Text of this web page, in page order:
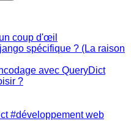
coup d'œil
spécifique ? (La raison
avec QueryDict
?
#développement web